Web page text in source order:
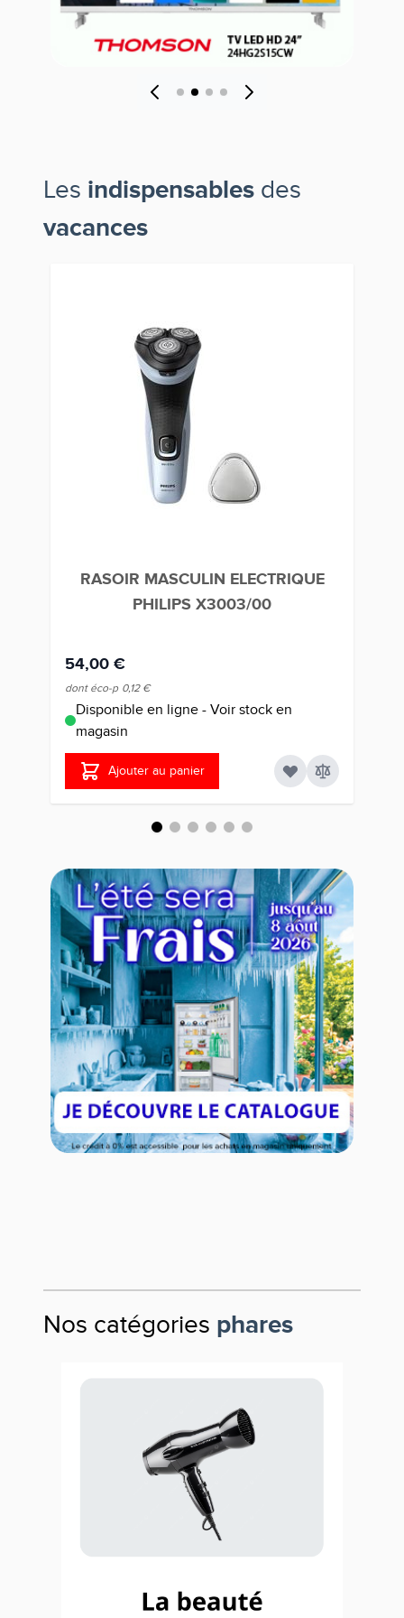
Les indispensables des
vacances
RASOIR MASCULIN ELECTRIQUE
PHILIPS X3003/00
54,00 €
dont éco-p 0,12 €
Disponible en ligne - Voir stock en
magasin
Ajouter au panier
Nos catégories phares